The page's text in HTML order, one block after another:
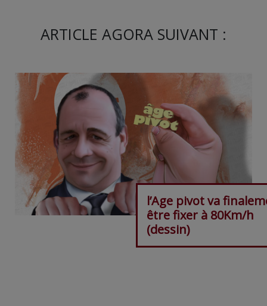
ARTICLE AGORA SUIVANT :
l’Age pivot va
être fixer à 80Km/h
(dessin)